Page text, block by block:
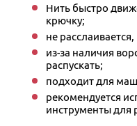
Нить быстро
крючку;
не расслаивается,
из-за наличия
распускать;
подходит для
рекомендуется
инструменты для